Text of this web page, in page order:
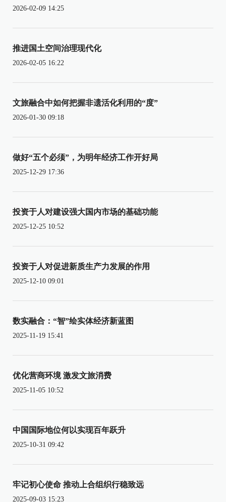
2026-02-09 14:25
推进国土空间治理现代化
2026-02-05 16:22
文旅融合中如何把握非遗活化利用的“度”
2026-01-30 09:18
做好“五个必须”，为明年经济工作开好局
2025-12-29 17:36
投资于人对建设强大国内市场的基础功能
2025-12-25 10:52
投资于人对促进新质生产力发展的作用
2025-12-10 09:01
数实融合：“智”绘实体经济新蓝图
2025-11-19 15:41
优化营商环境 激发文旅消费
2025-11-05 10:52
中国国际地位何以实现百年跃升
2025-10-31 09:42
牢记初心使命 推动上合组织行稳致远
2025-09-03 15:23